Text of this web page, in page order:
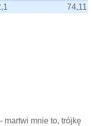
74,11
martwi mnie to, trójkę